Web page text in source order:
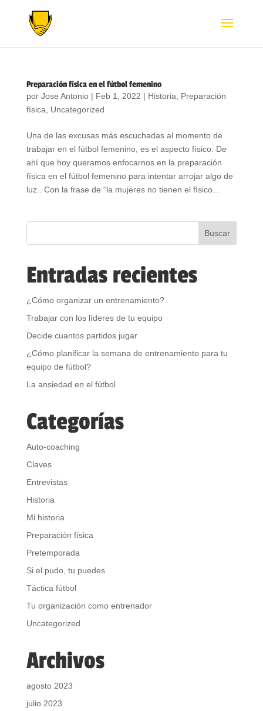
Preparación física en el fútbol femenino
por Jose Antonio| Feb 1, 2022 | Historia
Preparación
física
Uncategorized
Una de las excusas más escuchadas al momento de
trabajar en el fútbol femenino, es el aspecto físico. De
ahí que hoy queramos enfocarnos en la preparación
física en el fútbol femenino para intentar arrojar algo de
luz.. Con la frase de “la mujeres no tienen el físico...
Entradas recientes
¿Cómo organizar un entrenamiento?
Trabajar con los líderes de tu equipo
Decide cuantos partidos jugar
¿Cómo planificar la semana de entrenamiento para tu
equipo de fútbol?
La ansiedad en el fútbol
Categorías
Auto-coaching
Claves
Entrevistas
Historia
Mi historia
Preparación física
Pretemporada
Si el pudo, tu puedes
Táctica fútbol
Tu organización como entrenador
Uncategorized
Archivos
agosto 2023
julio 2023